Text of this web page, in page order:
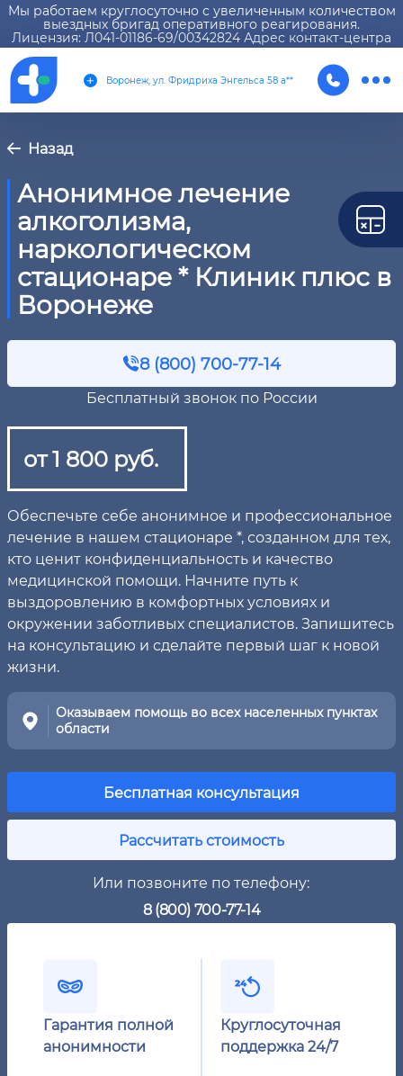
Мы работаем круглосуточно с увеличенным количеством
выездных бригад оперативного реагирования.
Лицензия: Л041-01186-69/00342824 Адрес контакт-центра
Воронеж, ул. Фридриха Энгельса 58 а**
Назад
Анонимное лечение
алкоголизма,
наркологическом
стационаре * Клиник плюс в
Воронеже
8 (800) 700-77-14
Бесплатный звонок по России
от 1 800 руб.
Обеспечьте себе анонимное и профессиональное
лечение в нашем стационаре *, созданном для тех,
кто ценит конфиденциальность и качество
медицинской помощи. Начните путь к
выздоровлению в комфортных условиях и
окружении заботливых специалистов. Запишитесь
на консультацию и сделайте первый шаг к новой
жизни.
Оказываем помощь во всех населенных пунктах
области
Бесплатная консультация
Рассчитать стоимость
Или позвоните по телефону:
8 (800) 700-77-14
Гарантия полной
анонимности
Круглосуточная
поддержка 24/7